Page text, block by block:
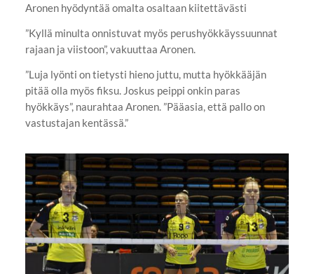
Aronen hyödyntää omalta osaltaan kiitettävästi
”Kyllä minulta onnistuvat myös perushyökkäyssuunnat
rajaan ja viistoon”, vakuuttaa Aronen.
”Luja lyönti on tietysti hieno juttu, mutta hyökkääjän
pitää olla myös fiksu. Joskus peippi onkin paras
hyökkäys”, naurahtaa Aronen. ”Pääasia, että pallo on
vastustajan kentässä.”